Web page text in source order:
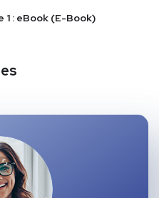
1 : eBook (E-Book)